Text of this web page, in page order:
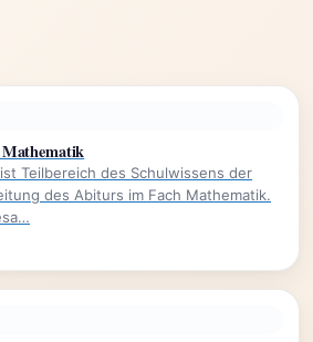
Mathematik
ist Teilbereich des Schulwissens der
des Abiturs im Fach Mathematik.